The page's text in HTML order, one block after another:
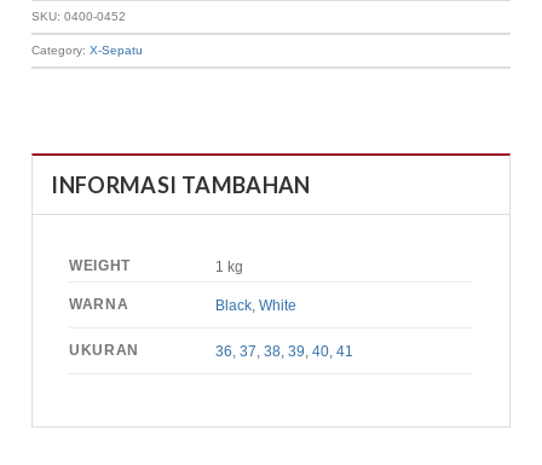
SKU:0400-0452
Category:X-Sepatu
INFORMASI TAMBAHAN
WEIGHT 1 kg
WARNA Black ,White
UKURAN 36 ,37 ,38 ,39 ,40 ,41